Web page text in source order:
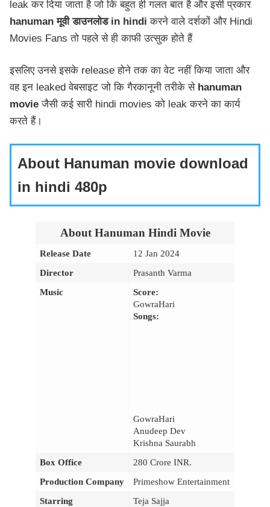
leak कर दिया जाता है जो कि बहुत ही गलत बात है और इसी प्रकार
hanuman मूवी डाउनलोड in hindi करने वाले दर्शकों और Hindi
Movies Fans तो पहले से ही काफी उत्सुक होते हैं
इसलिए उनसे इसके release होने तक का वेट नहीं किया जाता और
वह इन leaked वेबसाइट जो कि गैरकानूनी तरीके से hanuman
movieजैसी कई सारी hindi movies को leak करने का कार्य
करते हैं।
About Hanuman movie download
in hindi 480p
About Hanuman Hindi Movie
Release Date
12 Jan 2024
Director
Prasanth Varma
Music
Score:
GowraHari
Songs:
GowraHari
Anudeep Dev
Krishna Saurabh
Box Office
280 Crore INR.
Production Company
Primeshow Entertainment
Starring
Teja Sajja